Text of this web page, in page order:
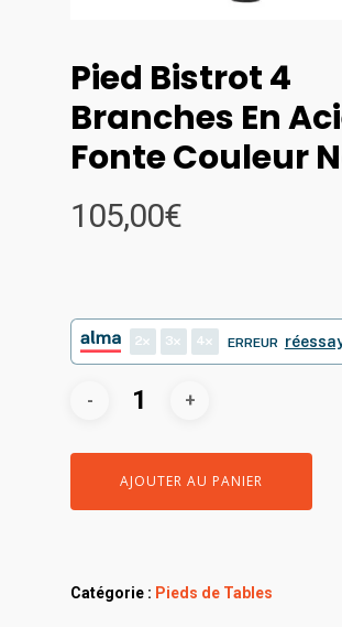
Pied Bistrot 4
Branches En
Fonte Couleur
105,00€
2 3 4 ERREUR
AJOUTER AU PANIER
Catégorie : Pieds de Tables